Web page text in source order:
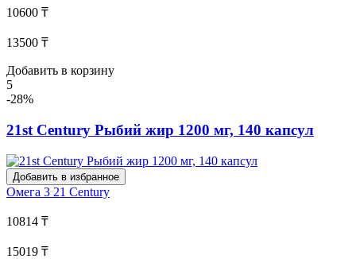
10600 ₸
13500 ₸
Добавить в корзину
5
-28%
21st Century Рыбий жир 1200 мг, 140 капсул
Добавить в избранное
Омега 3 21 Century
10814 ₸
15019 ₸